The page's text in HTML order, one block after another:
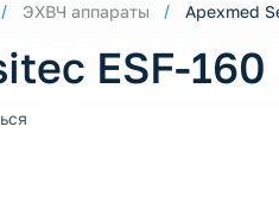
ЭХВЧ аппараты Apexmed
ESF-160